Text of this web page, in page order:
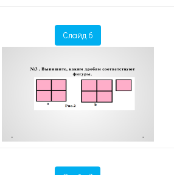
Слайд 6